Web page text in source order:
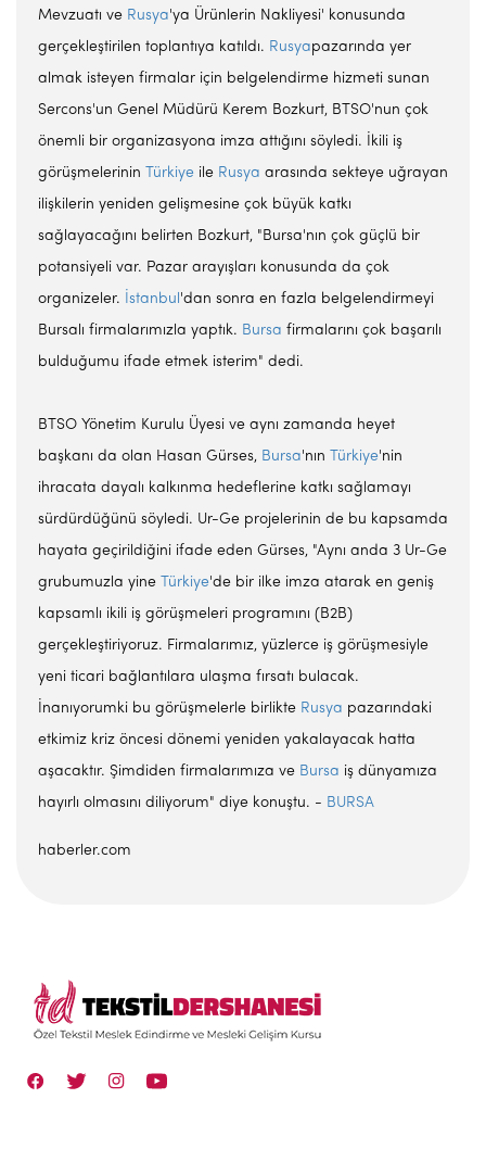
Mevzuatı ve Rusya'ya Ürünlerin Nakliyesi' konusunda
gerçekleştirilen toplantıya katıldı. Rusyapazarında yer
almak isteyen firmalar için belgelendirme hizmeti sunan
Sercons'un Genel Müdürü Kerem Bozkurt, BTSO'nun çok
önemli bir organizasyona imza attığını söyledi. İkili iş
görüşmelerinin Türkiye ile Rusya arasında sekteye uğrayan
ilişkilerin yeniden gelişmesine çok büyük katkı
sağlayacağını belirten Bozkurt, "Bursa'nın çok güçlü bir
potansiyeli var. Pazar arayışları konusunda da çok
organizeler. İstanbul'dan sonra en fazla belgelendirmeyi
Bursalı firmalarımızla yaptık. Bursa firmalarını çok başarılı
bulduğumu ifade etmek isterim" dedi.
BTSO Yönetim Kurulu Üyesi ve aynı zamanda heyet
başkanı da olan Hasan Gürses, Bursa'nın Türkiye'nin
ihracata dayalı kalkınma hedeflerine katkı sağlamayı
sürdürdüğünü söyledi. Ur-Ge projelerinin de bu kapsamda
hayata geçirildiğini ifade eden Gürses, "Aynı anda 3 Ur-Ge
grubumuzla yine Türkiye'de bir ilke imza atarak en geniş
kapsamlı ikili iş görüşmeleri programını (B2B)
gerçekleştiriyoruz. Firmalarımız, yüzlerce iş görüşmesiyle
yeni ticari bağlantılara ulaşma fırsatı bulacak.
İnanıyorumki bu görüşmelerle birlikte Rusya pazarındaki
etkimiz kriz öncesi dönemi yeniden yakalayacak hatta
aşacaktır. Şimdiden firmalarımıza ve Bursa iş dünyamıza
hayırlı olmasını diliyorum" diye konuştu. - BURSA
haberler.com